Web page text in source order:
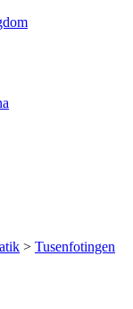
> Tusenfotingen